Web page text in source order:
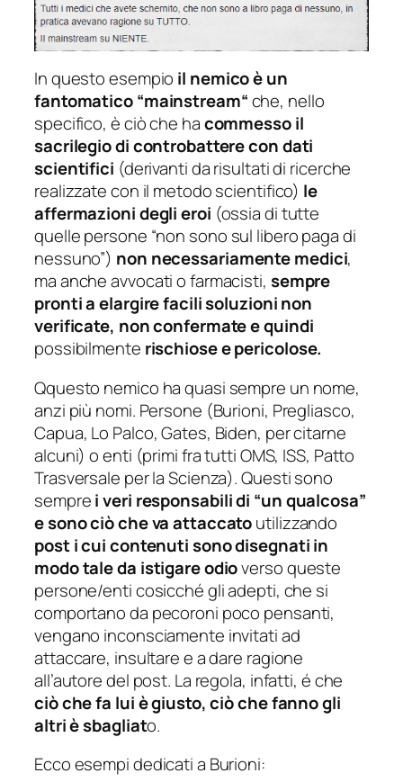
In questo esempio il nemico è un
fantomatico “mainstream“che, nello
specifico, è ciò che hacommesso il
sacrilegio di controbattere con dati
scientifici (derivanti da risultati di ricerche
realizzate con il metodo scientifico) le
affermazioni degli eroi (ossia di tutte
quelle persone “non sono sul libero paga di
nessuno”) non necessariamente medici,
ma anche avvocati o farmacisti, sempre
pronti a elargire facili soluzioni non
verificate, non confermate e quindi
possibilmente rischiose e pericolose.
Qquesto nemico ha quasi sempre un nome,
anzi più nomi. Persone (Burioni, Pregliasco,
Capua, Lo Palco, Gates, Biden, per citarne
alcuni) o enti (primi fra tutti OMS, ISS, Patto
Trasversale per la Scienza). Questi sono
semprei veri responsabili di “un qualcosa”
e sono ciò che va attaccatoutilizzando
post i cui contenuti sono disegnati in
modo tale da istigare odioverso queste
persone/enti cosicché gli adepti, che si
comportano da pecoroni poco pensanti,
vengano inconsciamente invitati ad
attaccare, insultare e a dare ragione
all’autore del post. La regola, infatti, é che
ciò che fa lui è giusto, ciò che fanno gli
altri è sbagliato.
Ecco esempi dedicati a Burioni: